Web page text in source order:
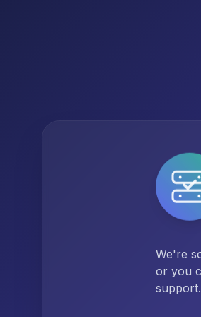
We're
or you
support.